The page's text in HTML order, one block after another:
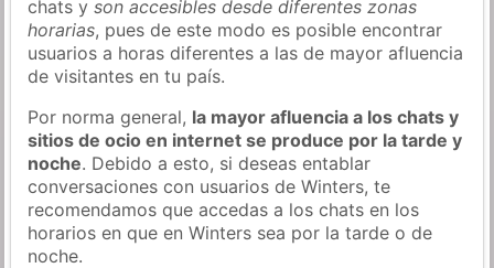
chats yson accesibles desde diferentes zonas
horarias, pues de este modo es posible encontrar
usuarios a horas diferentes a las de mayor afluencia
de visitantes en tu país.
Por norma general, la mayor afluencia a los chats y
sitios de ocio en internet se produce por la tarde y
noche. Debido a esto, si deseas entablar
conversaciones con usuarios de Winters, te
recomendamos que accedas a los chats en los
horarios en que en Winters sea por la tarde o de
noche.